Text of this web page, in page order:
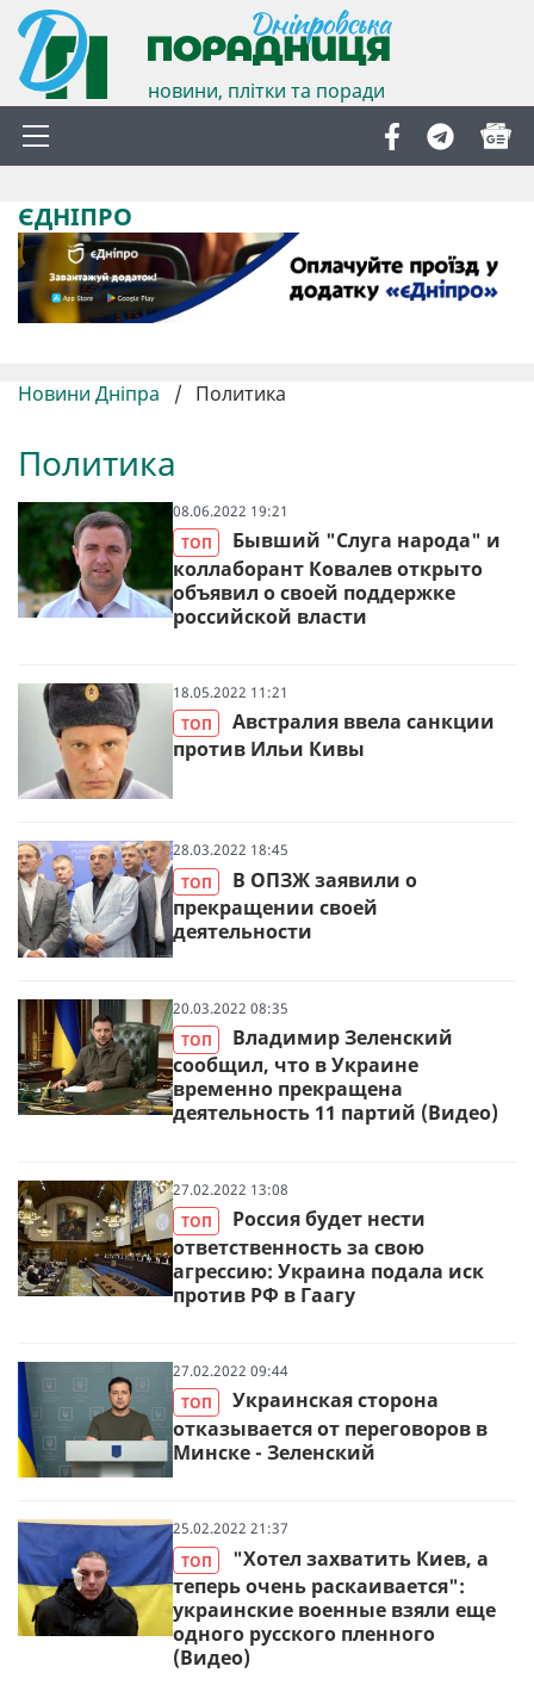
новини, плітки та поради
ЄДНІПРО
Новини Дніпра / Политика
Политика
08.06.2022 19:21
ТОП
Бывший "Слуга народа" и
коллаборант Ковалев открыто
объявил о своей поддержке
российской власти
18.05.2022 11:21
ТОП
Австралия ввела санкции
против Ильи Кивы
28.03.2022 18:45
ТОП
В ОПЗЖ заявили о
прекращении своей
деятельности
20.03.2022 08:35
ТОП
Владимир Зеленский
сообщил, что в Украине
временно прекращена
деятельность 11 партий (Видео)
27.02.2022 13:08
ТОП
Россия будет нести
ответственность за свою
агрессию: Украина подала иск
против РФ в Гаагу
27.02.2022 09:44
ТОП
Украинская сторона
отказывается от переговоров в
Минске - Зеленский
25.02.2022 21:37
ТОП
"Хотел захватить Киев, а
теперь очень раскаивается":
украинские военные взяли еще
одного русского пленного
(Видео)